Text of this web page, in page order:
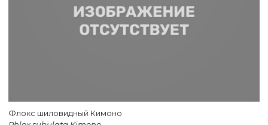
Флокс шиловидный Кимоно